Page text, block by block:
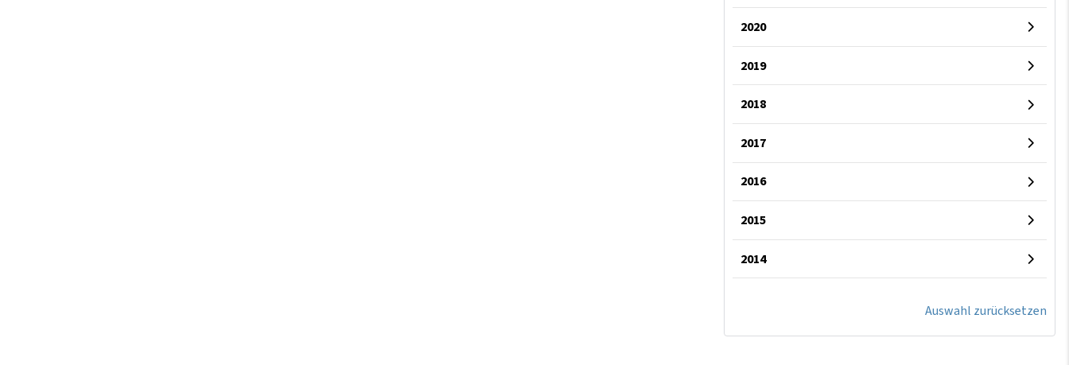
2020
2019
2018
2017
2016
2015
2014
Auswahl zurücksetzen